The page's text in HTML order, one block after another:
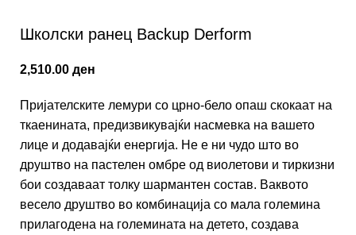
Школски ранец Backup Derform
2,510.00 ден
Пријателските лемури со црно-бело опаш скокаат на
ткаенината, предизвикувајќи насмевка на вашето
лице и додавајќи енергија. Не е ни чудо што во
друштво на пастелен омбре од виолетови и тиркизни
бои создаваат толку шармантен состав. Ваквото
весело друштво во комбинација со мала големина
прилагодена на големината на детето, создава